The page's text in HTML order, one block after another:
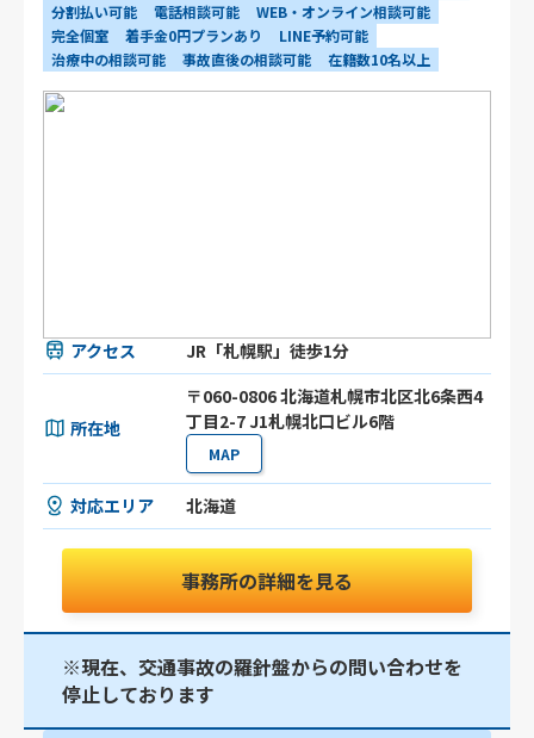
分割払い可能
電話相談可能
WEB・オンライン相談可能
完全個室
着手金0円プランあり
LINE予約可能
治療中の相談可能
事故直後の相談可能 在籍数10名以上
アクセス JR「札幌駅」徒歩1分
所在地
〒060-0806 北海道札幌市北区北6条西4
丁目2-7 J1札幌北口ビル6階
MAP
対応エリア 北海道
事務所の詳細を見る
※現在、交通事故の羅針盤からの問い合わせを
停止しております